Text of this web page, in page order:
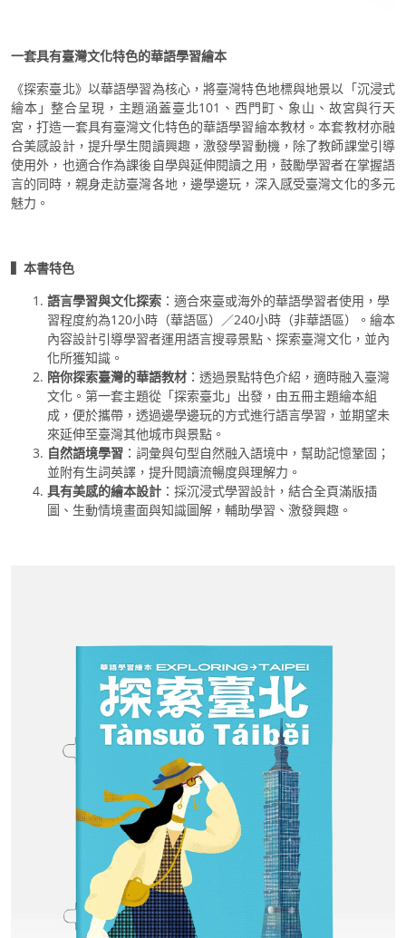
一套具有臺灣文化特色的華語學習繪本
《探索臺北》以華語學習為核心，將臺灣特色地標與地景以「沉浸式
繪本」整合呈現，主題涵蓋臺北101、西門町、象山、故宮與行天
宮，打造一套具有臺灣文化特色的華語學習繪本教材。本套教材亦融
合美感設計，提升學生閱讀興趣，激發學習動機，除了教師課堂引導
使用外，也適合作為課後自學與延伸閱讀之用，鼓勵學習者在掌握語
言的同時，親身走訪臺灣各地，邊學邊玩，深入感受臺灣文化的多元
魅力。
▍本書特色
語言學習與文化探索 ：適合來臺或海外的華語學習者使用，學
習程度約為120小時（華語區）／240小時（非華語區）。繪本
內容設計引導學習者運用語言搜尋景點、探索臺灣文化，並內
化所獲知識。
陪你探索臺灣的華語教材 ：透過景點特色介紹，適時融入臺灣
文化。第一套主題從「探索臺北」出發，由五冊主題繪本組
成，便於攜帶，透過邊學邊玩的方式進行語言學習，並期望未
來延伸至臺灣其他城市與景點。
自然語境學習 ：詞彙與句型自然融入語境中，幫助記憶鞏固；
並附有生詞英譯，提升閱讀流暢度與理解力。
具有美感的繪本設計 ：採沉浸式學習設計，結合全頁滿版插
圖、生動情境畫面與知識圖解，輔助學習、激發興趣。